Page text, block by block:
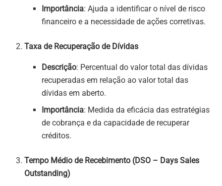
Importância: Ajuda a identificar o nível de risco
financeiro e a necessidade de ações corretivas.
Taxa de Recuperação de Dívidas
Descrição: Percentual do valor total das dívidas
recuperadas em relação ao valor total das
dívidas em aberto.
Importância: Medida da eficácia das estratégias
de cobrança e da capacidade de recuperar
créditos.
Tempo Médio de Recebimento (DSO – Days Sales
Outstanding)